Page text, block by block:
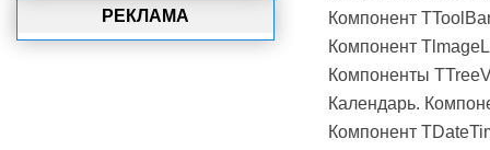
Компонент
Компонент
Компоненты
Календарь.
Компонент
РЕКЛАМА